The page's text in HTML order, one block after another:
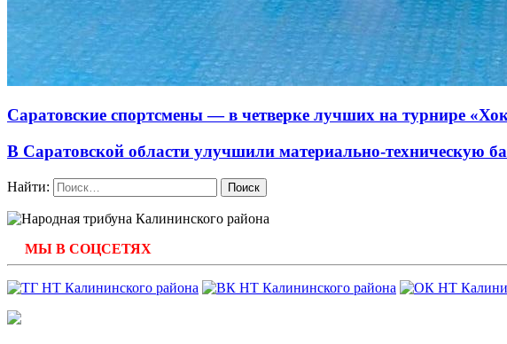
Саратовские спортсмены — в четверке лучших на турнире
В Саратовской области улучшили материально-техническую
Найти:
МЫ В СОЦСЕТЯХ